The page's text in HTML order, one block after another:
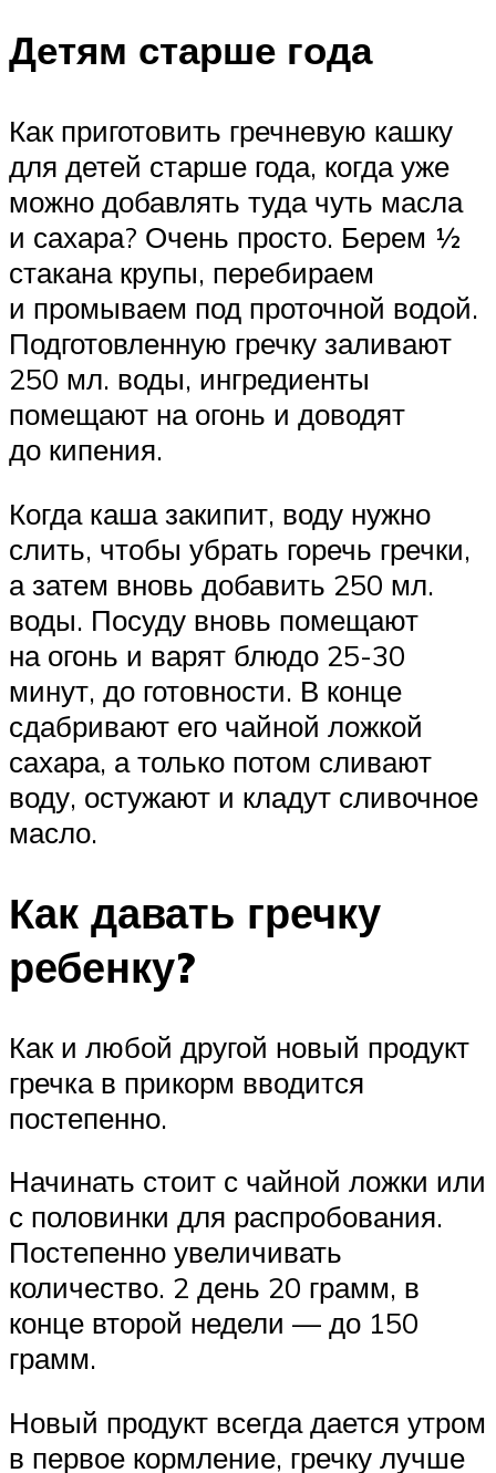
Детям старше года
Как приготовить гречневую кашку
для детей старше года, когда уже
можно добавлять туда чуть масла
и сахара? Очень просто. Берем ½
стакана крупы, перебираем
и промываем под проточной водой.
Подготовленную гречку заливают
250 мл. воды, ингредиенты
помещают на огонь и доводят
до кипения.
Когда каша закипит, воду нужно
слить, чтобы убрать горечь гречки,
а затем вновь добавить 250 мл.
воды. Посуду вновь помещают
на огонь и варят блюдо 25-30
минут, до готовности. В конце
сдабривают его чайной ложкой
сахара, а только потом сливают
воду, остужают и кладут сливочное
масло.
Как давать гречку
ребенку?
Как и любой другой новый продукт
гречка в прикорм вводится
постепенно.
Начинать стоит с чайной ложки или
с половинки для распробования.
Постепенно увеличивать
количество. 2 день 20 грамм, в
конце второй недели — до 150
грамм.
Новый продукт всегда дается утром
в первое кормление, гречку лучше